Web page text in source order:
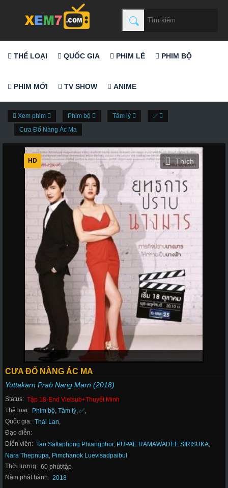
THỂ LOẠI QUỐC GIA PHIM LẺ PHIM BỘ
PHIM MỚI TV SHOW ANIME
Xem phim Phim bộ Tâm lý
✅
Cưa Đổ Nàng Ác Ma
HD
CƯA ĐỔ NÀNG ÁC MA
Yuttakarn Prab Nang Marn (2018)
Status: Tập 18-End Vietsub+Thuyết Minh
Thể loại: Phim bộ, Tâm lý, ✅,
Quốc gia: Thái Lan,
Đạo diễn:
Diễn viên: Tao Sattaphong Phiangphor, PUPAE RAMAWADEE SIRISUKA,
Nara Thepnupa, Pimchanok Luevisadpaibul
Thời lượng: 60 phút/tập
Năm phát hành: 2018